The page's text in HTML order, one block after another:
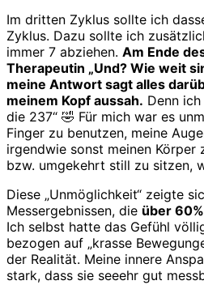
Im dritten Zyklus sollte ich
Zyklus. Dazu sollte ich
immer 7 abziehen. Am Ende
Therapeutin „Und? Wie weit
meine Antwort sagt alles
meinem Kopf aussah. Denn
die 237“ 🤣 Für mich war es
Finger zu benutzen, meine
irgendwie sonst meinen Körper
bzw. umgekehrt still zu sitzen,
Diese „Unmöglichkeit“ zeigte
Messergebnissen, die über
Ich selbst hatte das Gefühl
bezogen auf „krasse
der Realität. Meine innere
stark, dass sie seeehr gut